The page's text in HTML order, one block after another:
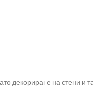
декориране на стени и